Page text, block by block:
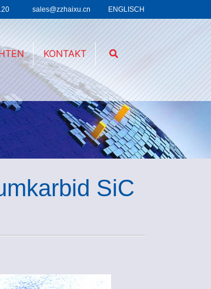
sales@zzhaixu.cn ENGLISCH
KONTAKT
SiC